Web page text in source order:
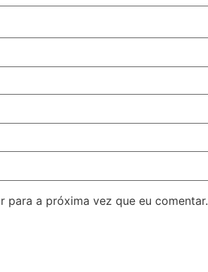
para a próxima vez que eu comentar.